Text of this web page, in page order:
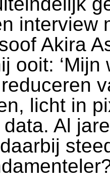
interview
Akira
ooit: ‘Mijn
licht in
Al